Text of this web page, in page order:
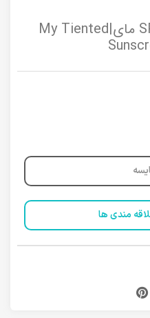
کرم ضد آفتاب رنگی SPF60 مای|My Tiented
مندی ها